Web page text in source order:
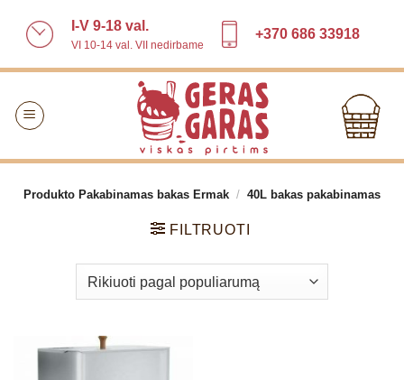
I-V 9-18 val.
VI 10-14 val. VII nedirbame
+370 686 33918
Produkto Pakabinamas bakas Ermak / 40L bakas pakabinamas
FILTRUOTI